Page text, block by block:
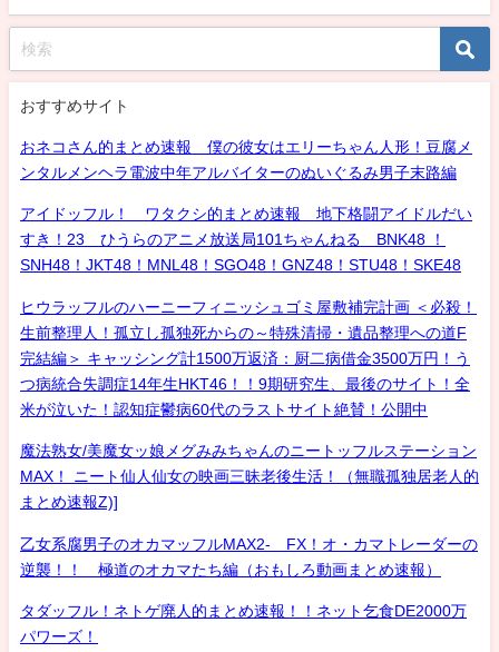
おすすめサイト
おネコさん的まとめ速報 僕の彼女はエリーちゃん人形！豆腐メ
ンタルメンヘラ電波中年アルバイターのぬいぐるみ男子末路編
アイドッフル！ ワタクシ的まとめ速報 地下格闘アイドルだい
すき！23 ひうらのアニメ放送局101ちゃんねる BNK48 ！
SNH48！JKT48！MNL48！SGO48！GNZ48！STU48！SKE48
ヒウラッフルのハーニーフィニッシュゴミ屋敷補完計画 ＜必殺！
生前整理人！孤立し孤独死からの～特殊清掃・遺品整理への道F
完結編＞ キャッシング計1500万返済：厨二病借金3500万円！う
つ病統合失調症14年生HKT46！！9期研究生、最後のサイト！全
米が泣いた！認知症鬱病60代のラストサイト絶賛！公開中
魔法熟女/美魔女ッ娘メグみみちゃんのニートッフルステーション
MAX！ ニート仙人仙女の映画三昧老後生活！（無職孤独居老人的
まとめ速報Z)]
乙女系腐男子のオカマッフルMAX2- FX！オ・カマトレーダーの
逆襲！！ 極道のオカマたち編（おもしろ動画まとめ速報）
タダッフル！ネトゲ廃人的まとめ速報！！ネット乞食DE2000万
パワーズ！